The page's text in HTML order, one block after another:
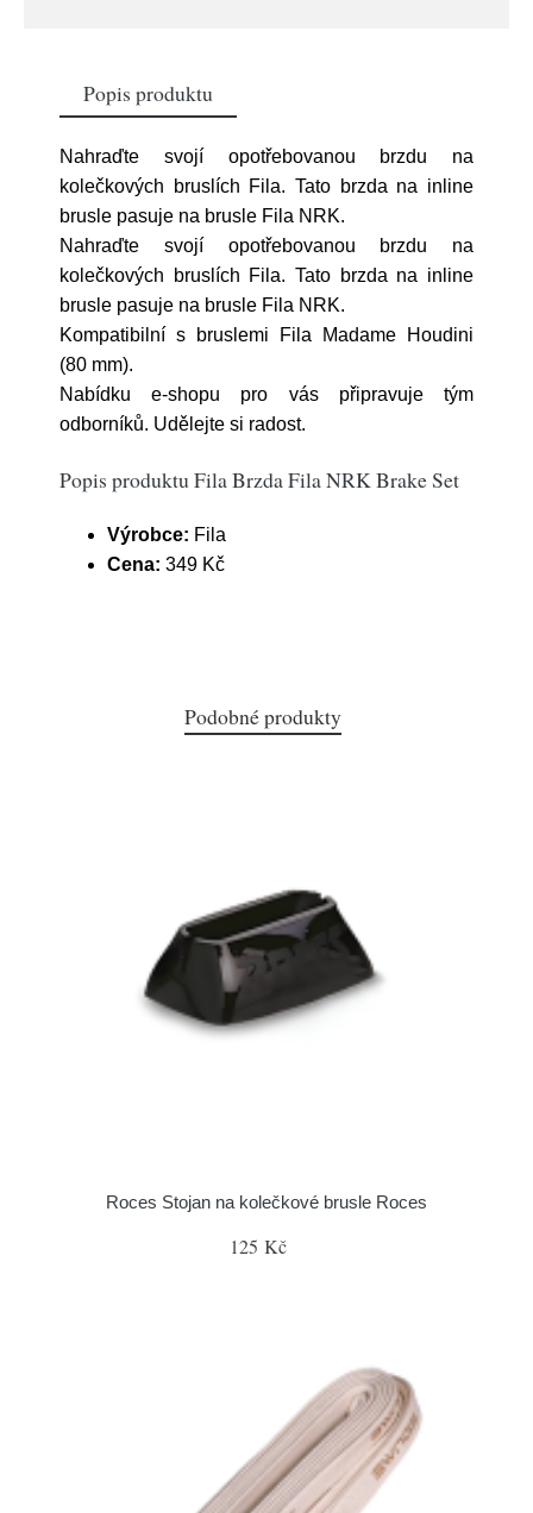
Popis produktu
Nahraďte svojí opotřebovanou brzdu na
kolečkových bruslích Fila. Tato brzda na inline
brusle pasuje na brusle Fila NRK.
Nahraďte svojí opotřebovanou brzdu na
kolečkových bruslích Fila. Tato brzda na inline
brusle pasuje na brusle Fila NRK.
Kompatibilní s bruslemi Fila Madame Houdini
(80 mm).
Nabídku e-shopu pro vás připravuje tým
odborníků. Udělejte si radost.
Popis produktu Fila Brzda Fila NRK Brake Set
Výrobce: Fila
Cena: 349 Kč
Podobné produkty
Roces Stojan na kolečkové brusle Roces
125 Kč